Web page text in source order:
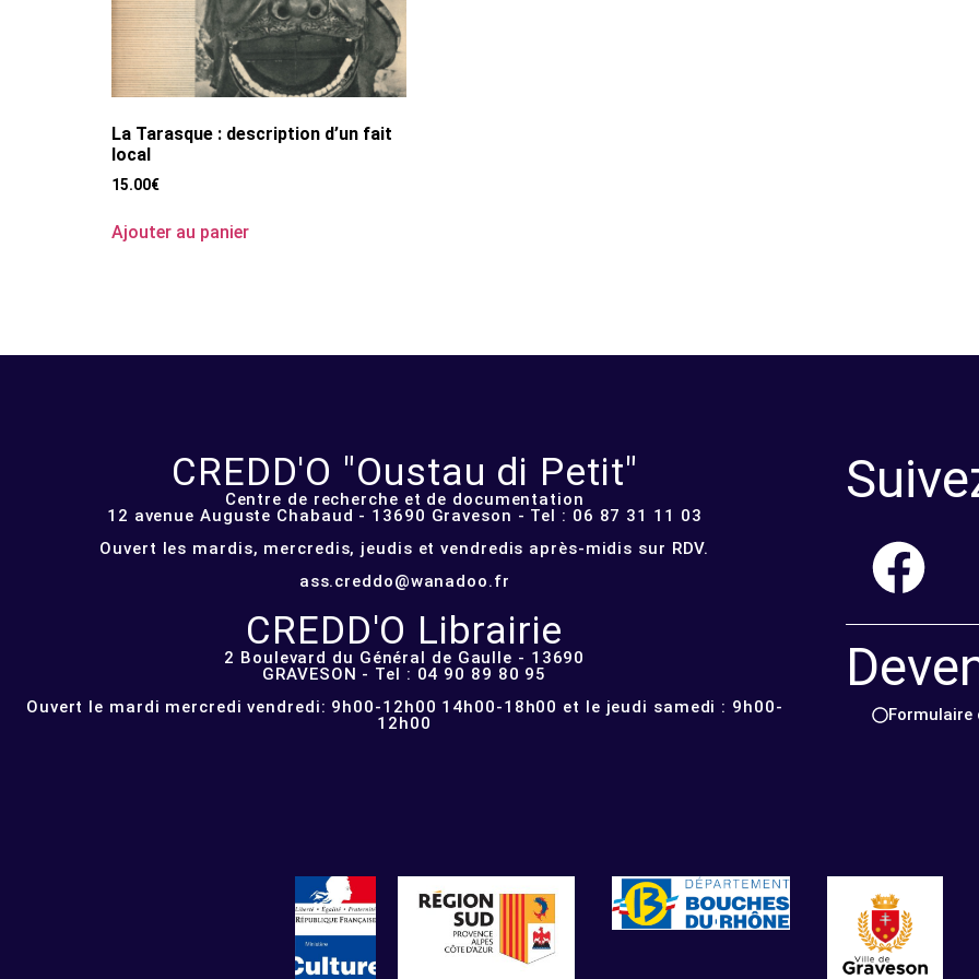
La Tarasque : description d’un fait
local
15.00€
Ajouter au panier
CREDD'O "Oustau di Petit"
Centre de recherche et de documentation
12 avenue Auguste Chabaud - 13690 Graveson - Tel : 06 87 31 11 03
Ouvert les mardis, mercredis, jeudis et vendredis après-midis sur RDV.
ass.creddo@wanadoo.fr
CREDD'O Librairie
2 Boulevard du Général de Gaulle - 13690
GRAVESON - Tel : 04 90 89 80 95
Ouvert le mardi mercredi vendredi: 9h00-12h00 14h00-18h00 et le jeudi samedi : 9h00-
12h00
Formulaire